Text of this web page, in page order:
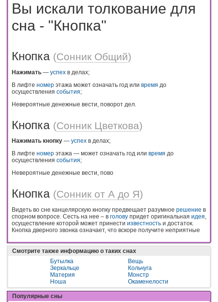
Вы искали толкование для
сна - "Кнопка"
Кнопка (Сонник Общий)
Нажимать — успех в делах;
В лифте номер этажа может означать год или время до
осуществления события;
Невероятные денежные вести, поворот дел.
Кнопка (Сонник Цветкова)
Нажимать кнопку — успех в делах;
В лифте номер этажа — может означать год или время до
осуществления события;
Невероятные денежные вести, пово
Кнопка (Сонник от А до Я)
Видеть во сне канцелярскую кнопку предвещает разумное решение в
спорном вопросе. Сесть на нее – в голову придет оригинальная идея,
осуществление которой может принести известность и достаток.
Кнопка дверного звонка означает, что вскоре получите неприятные
Смотрите также информацию о таких снах
Бутылка
Вещь
Зеркальце
Кольчуга
Материя
Монстр
Ноша
Окаменелости
Популярные сны